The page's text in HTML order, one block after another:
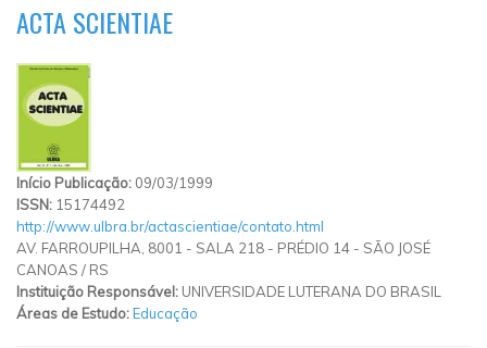
ACTA SCIENTIAE
Início Publicação: 09/03/1999
ISSN: 15174492
http://www.ulbra.br/actascientiae/contato.html
AV. FARROUPILHA, 8001 - SALA 218 - PRÉDIO 14 - SÃO JOSÉ
CANOAS / RS
Instituição Responsável: UNIVERSIDADE LUTERANA DO BRASIL
Áreas de Estudo:Educação